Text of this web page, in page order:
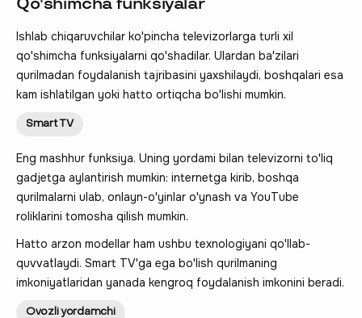
Ishlab chiqaruvchilar ko'pincha televizorlarga turli xil
qo'shimcha funksiyalarni qo'shadilar. Ulardan ba'zilari
qurilmadan foydalanish tajribasini yaxshilaydi, boshqalari esa
kam ishlatilgan yoki hatto ortiqcha bo'lishi mumkin.
Smart TV
Eng mashhur funksiya. Uning yordami bilan televizorni to'liq
gadjetga aylantirish mumkin: internetga kirib, boshqa
qurilmalarni ulab, onlayn-o'yinlar o'ynash va YouTube
roliklarini tomosha qilish mumkin.
Hatto arzon modellar ham ushbu texnologiyani qo'llab-
quvvatlaydi. Smart TV'ga ega bo'lish qurilmaning
imkoniyatlaridan yanada kengroq foydalanish imkonini beradi.
Ovozli yordamchi